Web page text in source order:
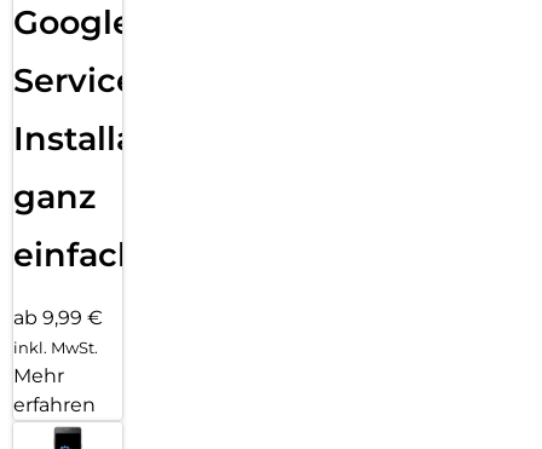
Google
Services
Installation
ganz
einfach
ab 9,99 €
inkl. MwSt.
Mehr
erfahren